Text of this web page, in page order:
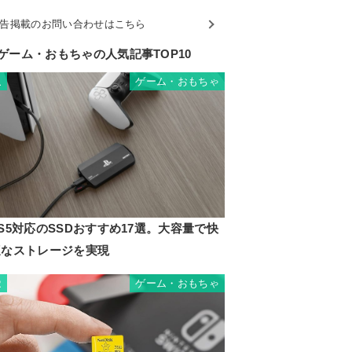
掲載のお問い合わせはこちら
ーム・おもちゃの人気記事TOP10
ゲーム・おもちゃ
対応のSSDおすすめ17選。大容量で快
ストレージを実現
ゲーム・おもちゃ